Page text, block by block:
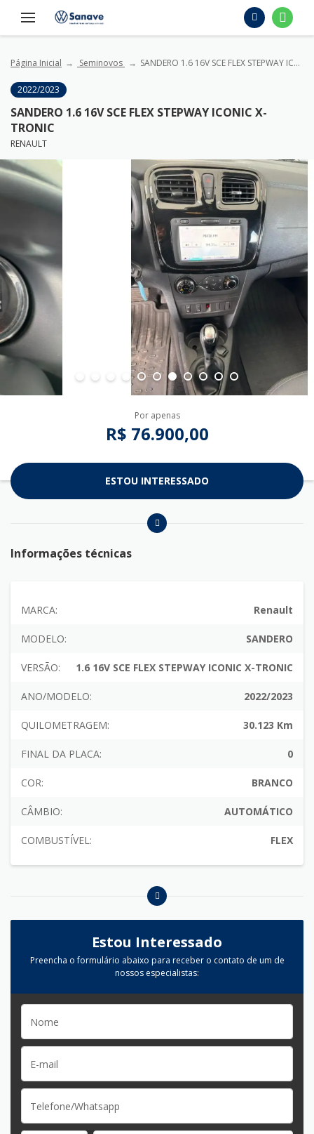
Página Inicial Seminovos SANDERO 1.6 16V SCE FLEX STEPWAY ICONIC X-TRONIC
2022/2023
SANDERO 1.6 16V SCE FLEX STEPWAY ICONIC X-
TRONIC
RENAULT
Por apenas
R$ 76.900,00
ESTOU INTERESSADO
Informações técnicas
MARCA: Renault
MODELO: SANDERO
VERSÃO: 1.6 16V SCE FLEX STEPWAY ICONIC X-TRONIC
ANO/MODELO: 2022/2023
QUILOMETRAGEM: 30.123 Km
FINAL DA PLACA: 0
COR: BRANCO
CÂMBIO: AUTOMÁTICO
COMBUSTÍVEL: FLEX
Estou Interessado
Preencha o formulário abaixo para receber o contato de um de
nossos especialistas: